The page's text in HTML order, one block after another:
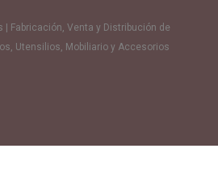
Fabricación, Venta y Distribución de
Utensilios, Mobiliario y Accesorios